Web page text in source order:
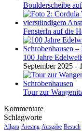
Boulderscheibe
Fensterln auf die
100 Jahre
September 2025 -
Tour zur
Kommentare
Schlagworte
Allgäu Aresing Ausgabe Besuch